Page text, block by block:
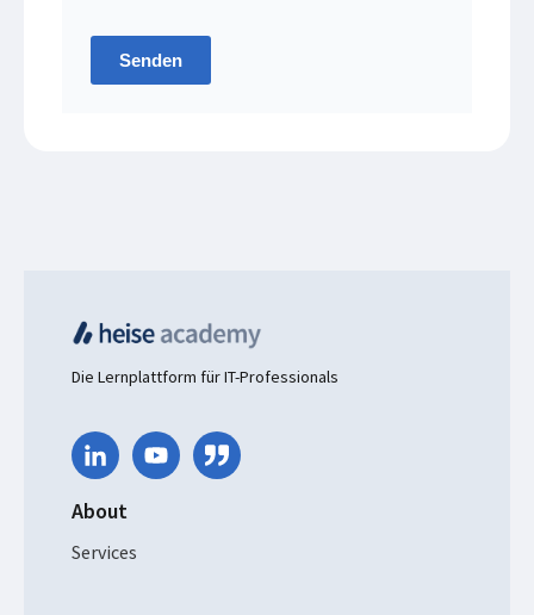
Senden
Die Lernplattform für IT-Professionals
About
Services